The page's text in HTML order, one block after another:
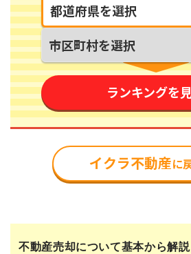
不動産売却について基本から解説